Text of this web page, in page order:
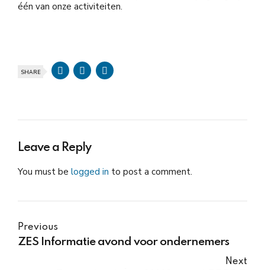
één van onze activiteiten.
SHARE
Leave a Reply
You must be logged in to post a comment.
Previous
ZES Informatie avond voor ondernemers
Next